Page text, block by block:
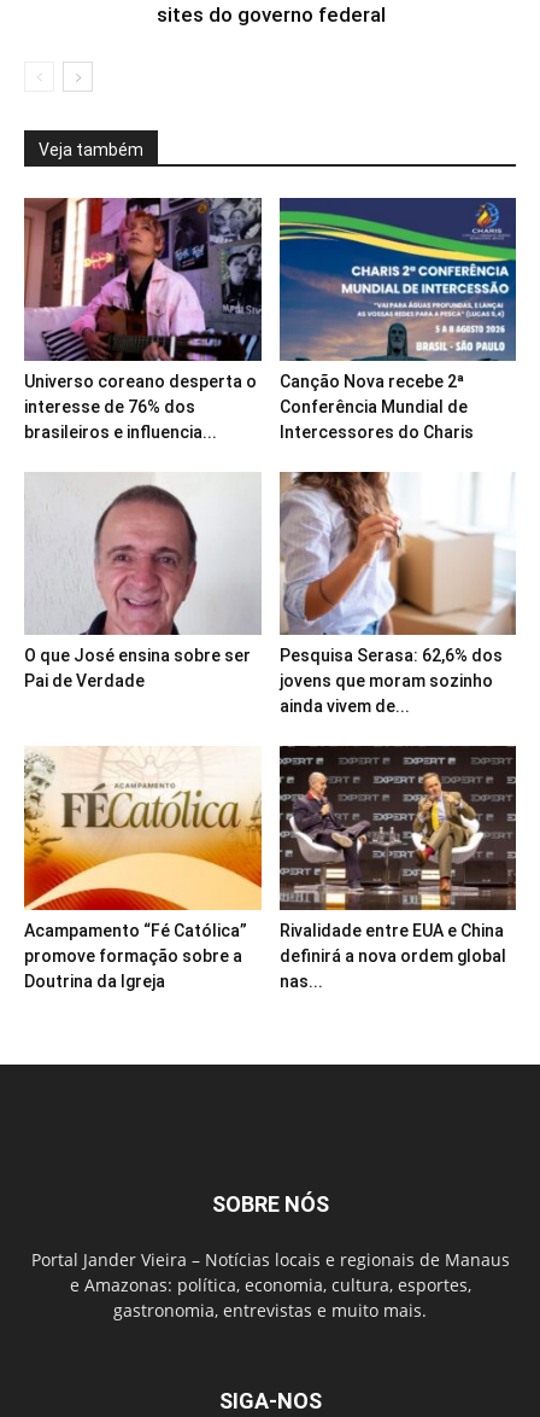
sites do governo federal
Veja também
Universo coreano desperta o
interesse de 76% dos
brasileiros e influencia...
Canção Nova recebe 2ª
Conferência Mundial de
Intercessores do Charis
O que José ensina sobre ser
Pai de Verdade
Pesquisa Serasa: 62,6% dos
jovens que moram sozinho
ainda vivem de...
Acampamento “Fé Católica”
promove formação sobre a
Doutrina da Igreja
Rivalidade entre EUA e China
definirá a nova ordem global
nas...
SOBRE NÓS
Portal Jander Vieira – Notícias locais e regionais de Manaus
e Amazonas: política, economia, cultura, esportes,
gastronomia, entrevistas e muito mais.
SIGA-NOS